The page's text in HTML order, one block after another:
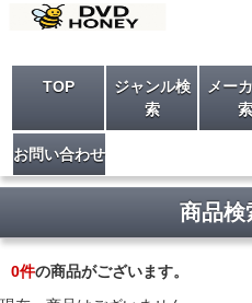
TOP
ジャンル検
索
メー
索
お問い合わせ
商品検
0件の商品がございます。